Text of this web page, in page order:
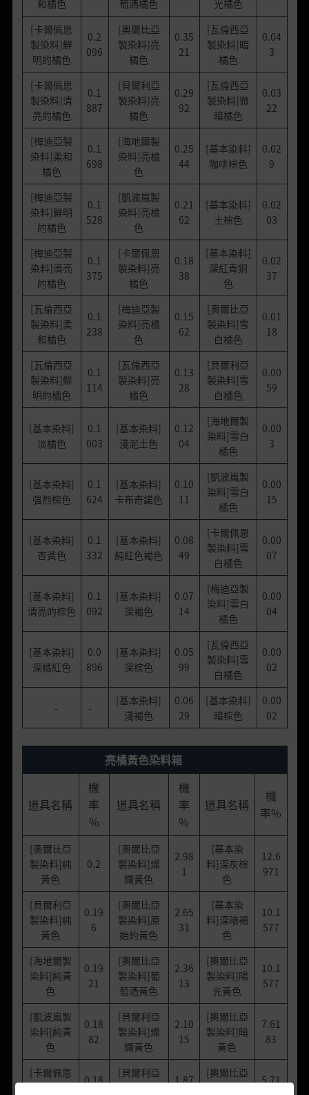
和橘色 萄酒橘色 光橘色
[卡爾佩恩
製染料]鮮
明的橘色
0.2
096
[奧爾比亞
製染料]亮
橘色
0.35
21
[瓦倫西亞
製染料]暗
橘色
0.04
3
[卡爾佩恩
製染料]清
亮的橘色
0.1
887
[貝爾利亞
製染料]亮
橘色
0.29
92
[瓦倫西亞
製染料]微
暗橘色
0.03
22
[梅迪亞製
染料]柔和
橘色
0.1
698
[海地爾製
染料]亮橘
色
0.25
44
[基本染料]
咖啡棕色
0.02
9
[梅迪亞製
染料]鮮明
的橘色
0.1
528
[凱波嵐製
染料]亮橘
色
0.21
62
[基本染料]
土棕色
0.02
03
[梅迪亞製
染料]清亮
的橘色
0.1
375
[卡爾佩恩
製染料]亮
橘色
0.18
38
[基本染料]
深紅青銅
色
0.02
37
[瓦倫西亞
製染料]柔
和橘色
0.1
238
[梅迪亞製
染料]亮橘
色
0.15
62
[奧爾比亞
製染料]雪
白橘色
0.01
18
[瓦倫西亞
製染料]鮮
明的橘色
0.1
114
[瓦倫西亞
製染料]亮
橘色
0.13
28
[貝爾利亞
製染料]雪
白橘色
0.00
59
[基本染料]
淡橘色
0.1
003
[基本染料]
淺泥土色
0.12
04
[海地爾製
染料]雪白
橘色
0.00
3
[基本染料]
強烈棕色
0.1
624
[基本染料]
卡布奇諾色
0.10
11
[凱波嵐製
染料]雪白
橘色
0.00
15
[基本染料]
杏黃色
0.1
332
[基本染料]
純紅色褐色
0.08
49
[卡爾佩恩
製染料]雪
白橘色
0.00
07
[基本染料]
清亮的棕色
0.1
092
[基本染料]
深褐色
0.07
14
[梅迪亞製
染料]雪白
橘色
0.00
04
[基本染料]
深橘紅色
0.0
896
[基本染料]
深棕色
0.05
99
[瓦倫西亞
製染料]雪
白橘色
0.00
02
- -
[基本染料]
淺褐色
0.06
29
[基本染料]
暗棕色
0.00
02
亮橘黃色染料箱
道具名稱
機
率
%
道具名稱
機
率
%
道具名稱
機
率%
[奧爾比亞
製染料]純
黃色
0.2
[奧爾比亞
製染料]燦
爛黃色
2.98
1
[基本染
料]深灰棕
色
12.6
971
[貝爾利亞
製染料]純
黃色
0.19
6
[奧爾比亞
製染料]原
始的黃色
2.65
31
[基本染
料]深暗褐
色
10.1
577
[海地爾製
染料]純黃
色
0.19
21
[奧爾比亞
製染料]葡
萄酒黃色
2.36
13
[奧爾比亞
製染料]陽
光黃色
10.1
577
[凱波嵐製
染料]純黃
色
0.18
82
[貝爾利亞
製染料]燦
爛黃色
2.10
15
[奧爾比亞
製染料]暗
黃色
7.61
83
[卡爾佩恩
製染料]純
0.18
[貝爾利亞
製染料]原
1.87
[奧爾比亞
製染料]微
5.71